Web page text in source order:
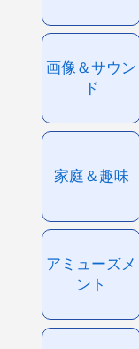
画像＆サウン
ド
家庭＆趣味
アミューズメ
ント